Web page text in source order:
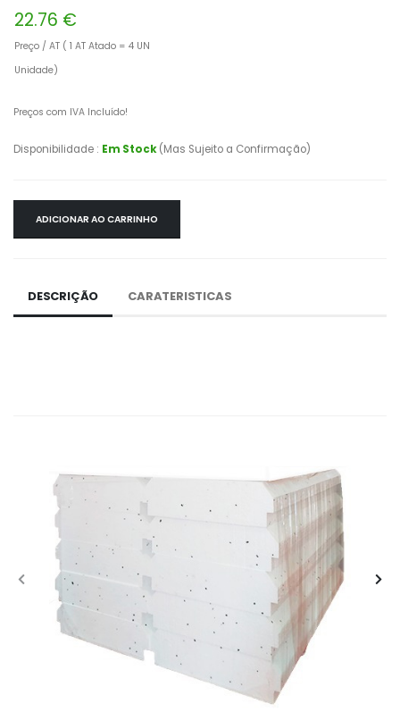
22.76 €
Preço / AT ( 1 AT Atado = 4 UN
Unidade)
Preços com IVA Incluído!
Disponibilidade : Em Stock(Mas Sujeito a Confirmação)
ADICIONAR AO CARRINHO
DESCRIÇÃO CARATERISTICAS